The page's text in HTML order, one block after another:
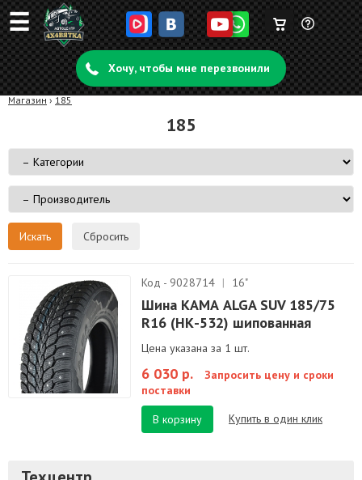
☰ Задать
вопрос
Корзина
пуста
Хочу, чтобы мне перезвонили
Магазин › 185
185
Сбросить
Код - 9028714 | 16"
Шина КАМА ALGA SUV 185/75
R16 (НК-532) шипованная
Цена указана за 1 шт.
6 030 р.
Запросить цену и сроки
поставки
В корзину
Купить в один клик